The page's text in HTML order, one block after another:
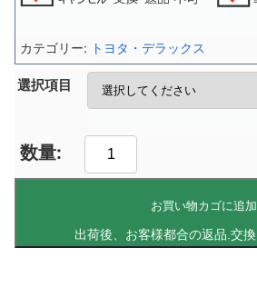
選択項目
お買い物カゴに追加
カテゴリー: トヨタ・デラックス